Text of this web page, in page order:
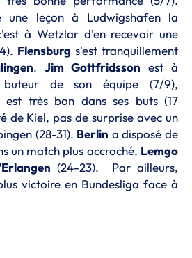
une leçon à Ludwigshafen la
à Wetzlar d'en recevoir une
Flensburg s'est tranquillement
. Jim Gottfridsson est à
buteur de son équipe (7/9),
est très bon dans ses buts (17
de Kiel, pas de surprise avec un
(28-31). Berlin a disposé de
un match plus accroché, Lemgo
(24-23). Par ailleurs,
victoire en Bundesliga face à